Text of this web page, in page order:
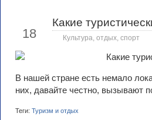
18
Какие
Культура, отдых, спорт
В нашей стране есть немало
них, давайте честно, вызывают
Теги: Туризм и отдых